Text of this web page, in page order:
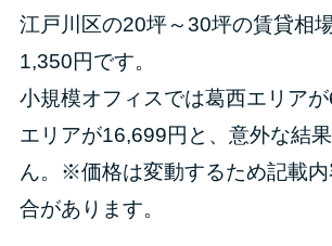
江戸川区の20坪～30坪の賃貸相
1,350円です。
小規模オフィスでは葛西エリア
エリアが16,699円と、意外な結
ん。※価格は変動するため記載
合があります。